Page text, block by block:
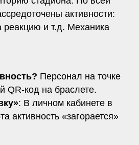
активности:
и т.д. Механика
Персонал на точке
QR-код на браслете.
: В личном кабинете в
активность «загорается»